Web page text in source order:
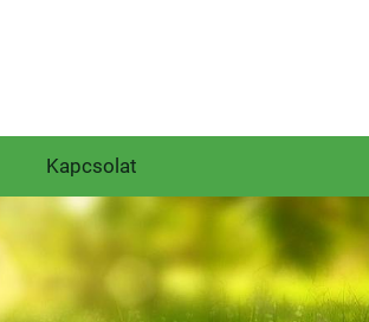
Kapcsolat